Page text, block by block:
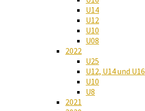
U14
U12
U10
U08
2022
U25
U12, U14 und U16
U10
U8
2021